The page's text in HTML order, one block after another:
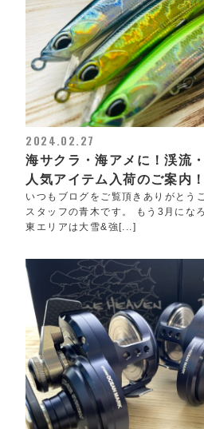
2024.02.27
海サクラ・海アメに！渓流
人気アイテム入荷のご案内！
いつもブログをご覧頂きありがとう
スタッフの青木です。 もう3月にな
東エリアは大雪&強[...]